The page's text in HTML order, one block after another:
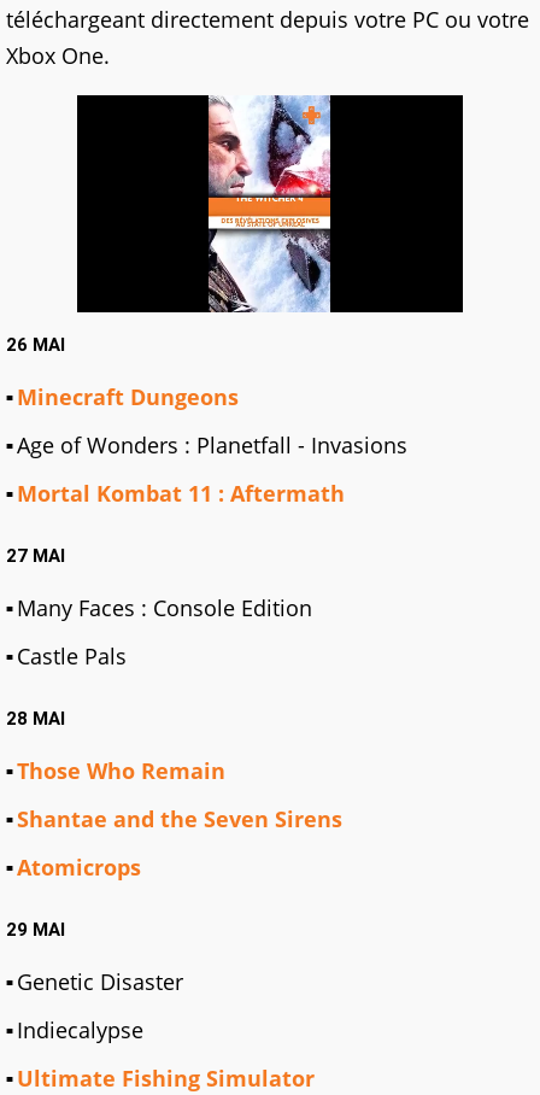
téléchargeant directement depuis votre PC ou votre
Xbox One.
26 MAI
Minecraft Dungeons
Age of Wonders : Planetfall - Invasions
Mortal Kombat 11 : Aftermath
27 MAI
Many Faces : Console Edition
Castle Pals
28 MAI
Those Who Remain
Shantae and the Seven Sirens
Atomicrops
29 MAI
Genetic Disaster
Indiecalypse
Ultimate Fishing Simulator